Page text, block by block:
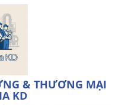
& THƯƠNG MẠI
KD